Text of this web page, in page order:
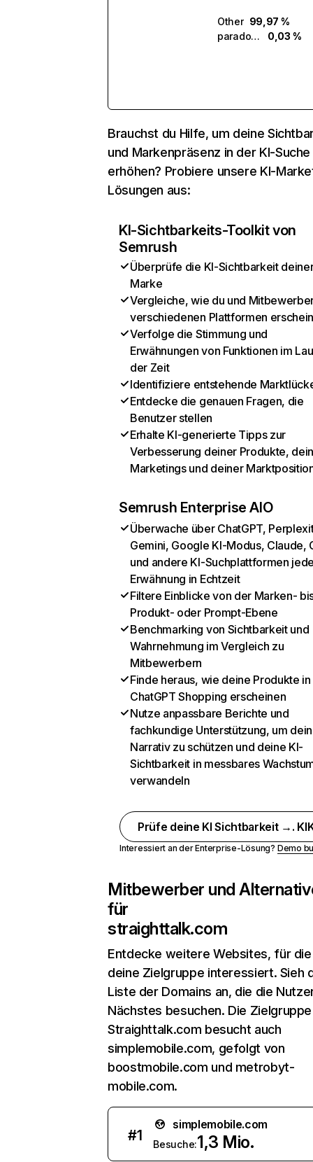
Other 99,97 %
paradox.ai
0,03 %
Brauchst du Hilfe, um deine
und Markenpräsenz in der KI-Suche
erhöhen? Probiere unsere KI-
Lösungen aus:
KI-Sichtbarkeits-Toolkit von
Semrush
Überprüfe die KI-Sichtbarkeit
Marke
Vergleiche, wie du und
verschiedenen Plattformen
Verfolge die Stimmung und
Erwähnungen von Funktionen im
der Zeit
Identifiziere entstehende
Entdecke die genauen Fragen, die
Benutzer stellen
Erhalte KI-generierte Tipps zur
Verbesserung deiner Produkte,
Marketings und deiner
Semrush Enterprise AIO
Überwache über ChatGPT,
Gemini, Google KI-Modus, Claude,
und andere KI-Suchplattformen
Erwähnung in Echtzeit
Filtere Einblicke von der Marken-
Produkt- oder Prompt-Ebene
Benchmarking von Sichtbarkeit und
Wahrnehmung im Vergleich zu
Mitbewerbern
Finde heraus, wie deine Produkte in
ChatGPT Shopping erscheinen
Nutze anpassbare Berichte und
fachkundige Unterstützung, um dein
Narrativ zu schützen und deine KI-
Sichtbarkeit in messbares
verwandeln
Prüfe deine KI Sichtbarkeit →.
Interessiert an der Enterprise-Lösung? Demo
Mitbewerber und
für
straighttalk.com
Entdecke weitere Websites, für
deine Zielgruppe interessiert. Sieh
Liste der Domains an, die die
Nächstes besuchen. Die
Straighttalk.com besucht auch
simplemobile.com, gefolgt von
boostmobile.com und metrobyt-
mobile.com.
#1
simplemobile.com
Besuche:1,3 Mio.